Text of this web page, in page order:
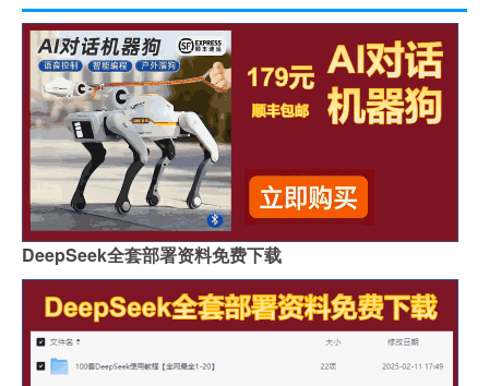
DeepSeek全套部署资料免费下载